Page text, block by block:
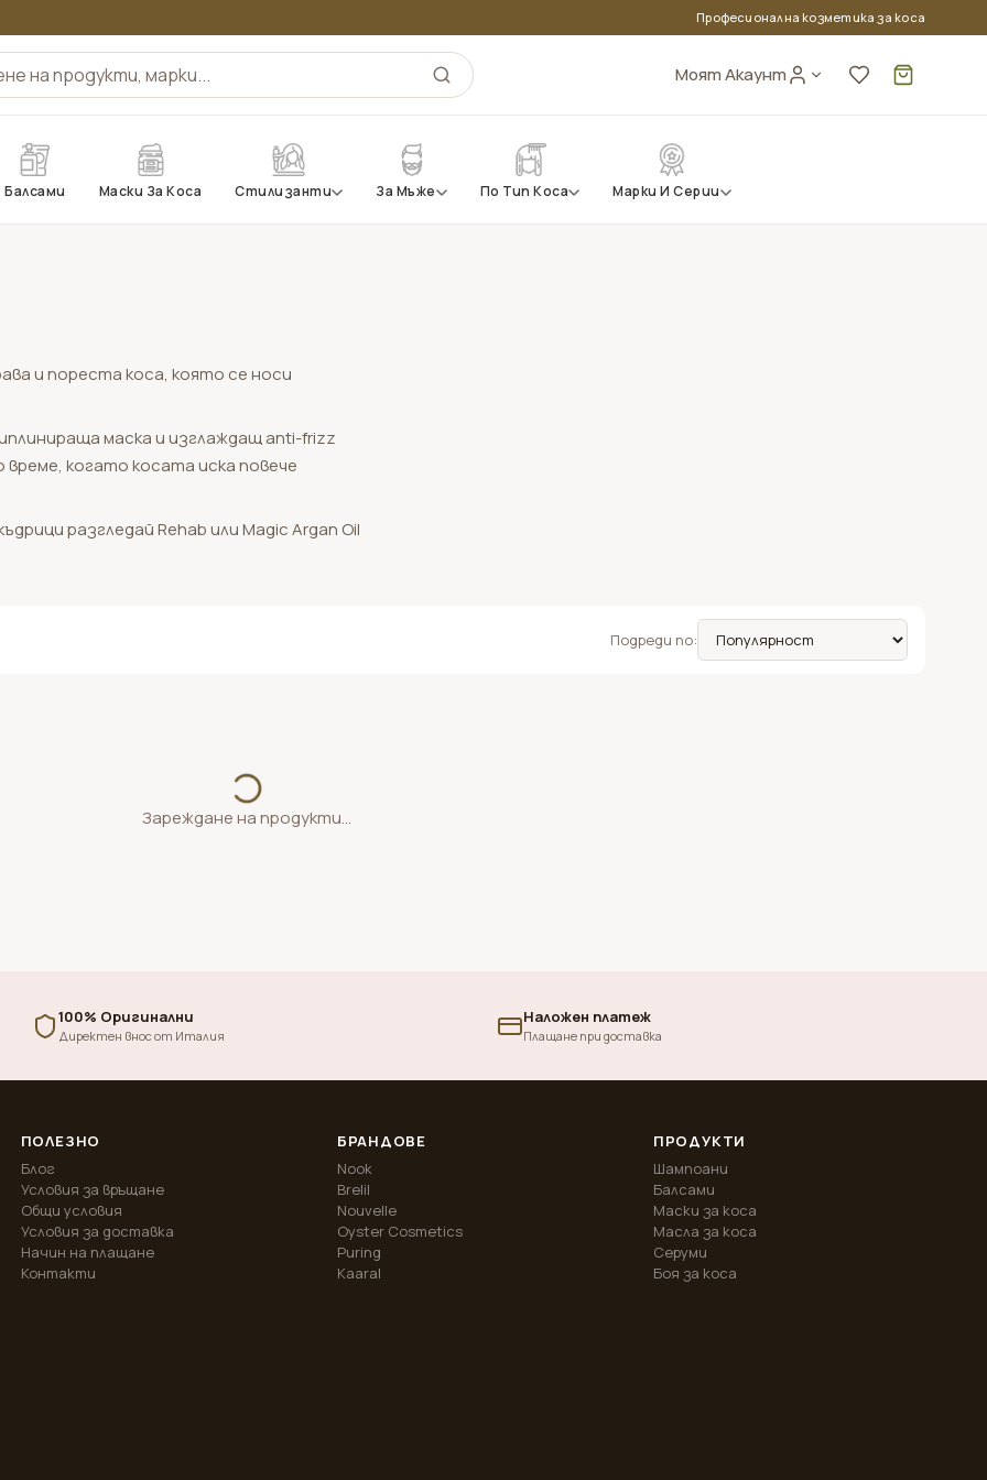
Професионална козметика за коса
Моят Акаунт Кошница
Балсами Маски За Коса Стилизанти За Мъже По Тип Коса Марки И Серии
и пореста коса, която се носи
маска и изглаждащ anti-frizz
когато косата иска повече
разгледай Rehab или Magic Argan Oil
Подреди по:
Зареждане на продукти...
100% Оригинални
Директен внос от Италия
Наложен платеж
Плащане при доставка
ПОЛЕЗНО
Блог
Условия за връщане
Общи условия
Условия за доставка
Начин на плащане
Контакти
БРАНДОВЕ
Nook
Brelil
Nouvelle
Oyster Cosmetics
Puring
Kaaral
ПРОДУКТИ
Шампоани
Балсами
Маски за коса
Масла за коса
Серуми
Боя за коса